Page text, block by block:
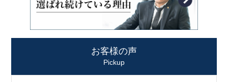
お客様の声
Pickup